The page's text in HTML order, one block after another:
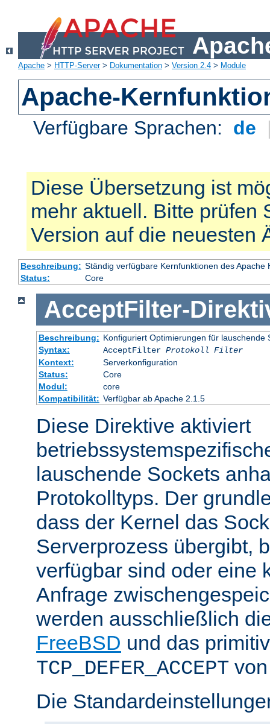
Apache > HTTP-Server> Dokumentation > Version 2.4 > Module
Apache-
Verfügbare Sprachen: de
Diese Übersetzung ist
mehr aktuell. Bitte prüfen
Version auf die neuesten
Beschreibung: Ständig verfügbare Kernfunktionen des Apache
Status:
Core
AcceptFilter-
Beschreibung: Konfiguriert Optimierungen für lauschende
Syntax:
AcceptFilter Protokoll Filter
Kontext:
Serverkonfiguration
Status:
Core
Modul:
core
Kompatibilität: Verfügbar ab Apache 2.1.5
Diese Direktive aktiviert
lauschende Sockets
Protokolltyps. Der
dass der Kernel das
Serverprozess übergibt,
verfügbar sind oder eine
Anfrage
werden ausschließlich
FreeBSD und das
TCP_DEFER_ACCEPT
Die